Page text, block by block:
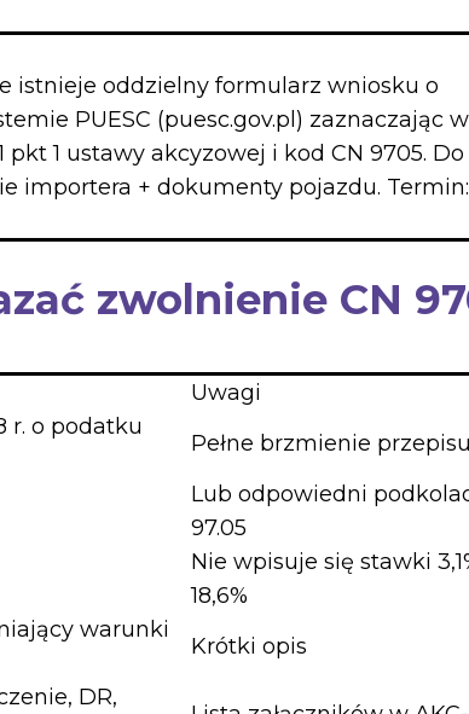
istnieje oddzielny formularz wniosku o
PUESC (puesc.gov.pl) zaznaczając w
1 ustawy akcyzowej i kod CN 9705. Do
importera + dokumenty pojazdu.
zwolnienie CN
Uwagi
r. o podatku
Pełne brzmienie przepisu
Lub odpowiedni
97.05
Nie wpisuje się stawki
18,6%
warunki
Krótki opis
DR,